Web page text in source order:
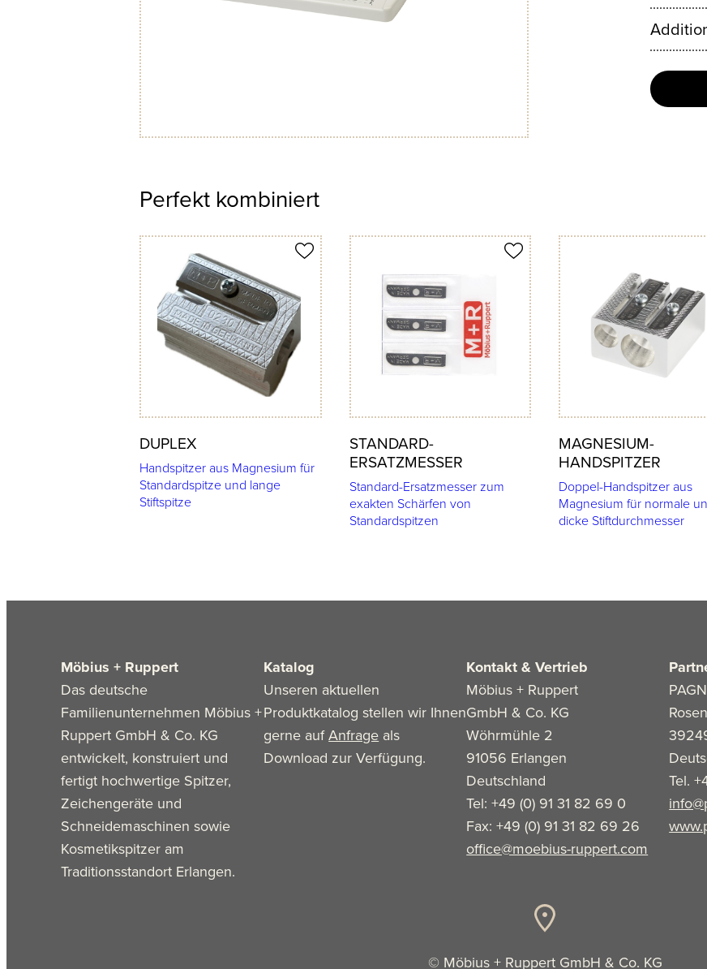
Perfekt kombiniert
DUPLEX
Handspitzer aus Magnesium für
Standardspitze und lange
Stiftspitze
Produkt merken
STANDARD-
ERSATZMESSER
Standard-Ersatzmesser zum
exakten Schärfen von
Standardspitzen
Produkt merken
MAGNESIUM-
HANDSPITZER
Doppel-Handspitzer aus
Magnesium für normale
dicke Stiftdurchmesser
Produkt merken
Möbius + Ruppert
Das deutsche
Familienunternehmen Möbius +
Ruppert GmbH & Co. KG
entwickelt, konstruiert und
fertigt hochwertige Spitzer,
Zeichengeräte und
Schneidemaschinen sowie
Kosmetikspitzer am
Traditionsstandort Erlangen.
Katalog
Unseren aktuellen
Produktkatalog stellen wir Ihnen
gerne aufAnfrage als
Download zur Verfügung.
Kontakt & Vertrieb
Möbius + Ruppert
GmbH & Co. KG
Wöhrmühle 2
91056 Erlangen
Deutschland
Tel: +49 (0) 91 31 82 69 0
Fax: +49 (0) 91 31 82 69 26
office@moebius-ruppert.com
Tel.
© Möbius + Ruppert GmbH & Co. KG